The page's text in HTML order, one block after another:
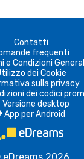
Contatti
frequenti
e Condizioni
dei Cookie
sulla privacy
dei codici
Versione desktop
App per Android